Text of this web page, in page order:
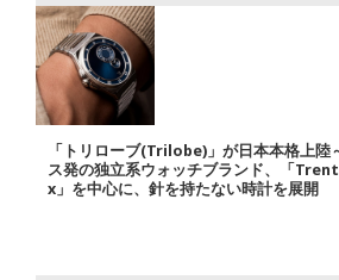
「トリローブ(Trilobe)」が日本本格上陸
ス発の独立系ウォッチブランド、「
x」を中心に、針を持たない時計を展開